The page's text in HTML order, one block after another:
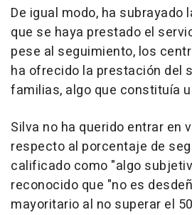
De igual modo, ha subrayado
que se haya prestado el
pese al seguimiento, los
ha ofrecido la prestación del
familias, algo que constituía
Silva no ha querido entrar en
respecto al porcentaje de
calificado como "algo
reconocido que "no es
mayoritario al no superar el